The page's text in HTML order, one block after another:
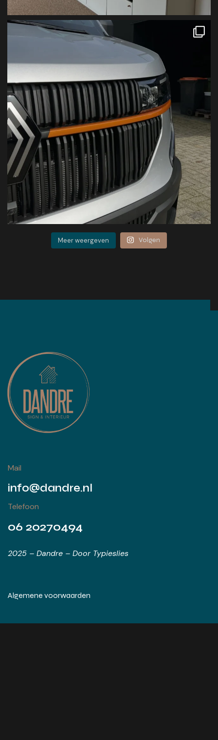
Meer weergeven Volgen
Mail
info@dandre.nl
Telefoon
06 20270494
2025 – Dandre – Door Typieslies
Algemene voorwaarden